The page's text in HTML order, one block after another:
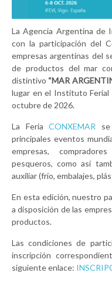
La Agencia Argentina de
con la participación del
empresas argentinas del
de productos del mar
distintivo “MAR
lugar en el Instituto Ferial
octubre de 2026.
La FeriaCONXEMAR
principales eventos
empresas,
pesqueros, como así
auxiliar (frío, embalajes,
En esta edición, nuestro
a disposición de las
productos.
Las condiciones de
inscripción
siguiente enlace: